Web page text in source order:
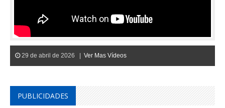
29 de abril de 2026 | Ver Mas Vídeos
PUBLICIDADES